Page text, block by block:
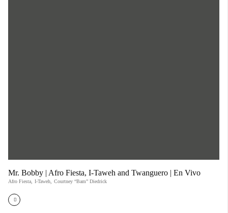
Mr. Bobby | Afro Fiesta, I-Taweh and Twanguero | En Vivo
Afro Fiesta I-Taweh Courtney “Bam” Diedrick